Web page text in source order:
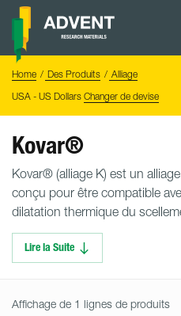
Skip
content
Advent
Home Des Produits
Alliage
USA - US Dollars Changer de devise
Kovar®
Kovar® (alliage K) est un
conçu pour être compatible
dilatation thermique du
Lire la Suite
Affichage de 1 lignes de produits